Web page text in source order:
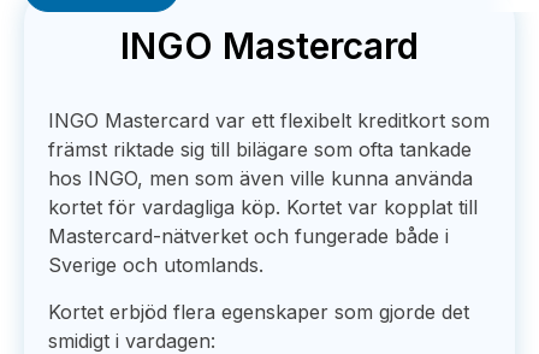
INGO Mastercard
INGO Mastercard var ett flexibelt kreditkort som
främst riktade sig till bilägare som ofta tankade
hos INGO, men som även ville kunna använda
kortet för vardagliga köp. Kortet var kopplat till
Mastercard-nätverket och fungerade både i
Sverige och utomlands.
Kortet erbjöd flera egenskaper som gjorde det
smidigt i vardagen: